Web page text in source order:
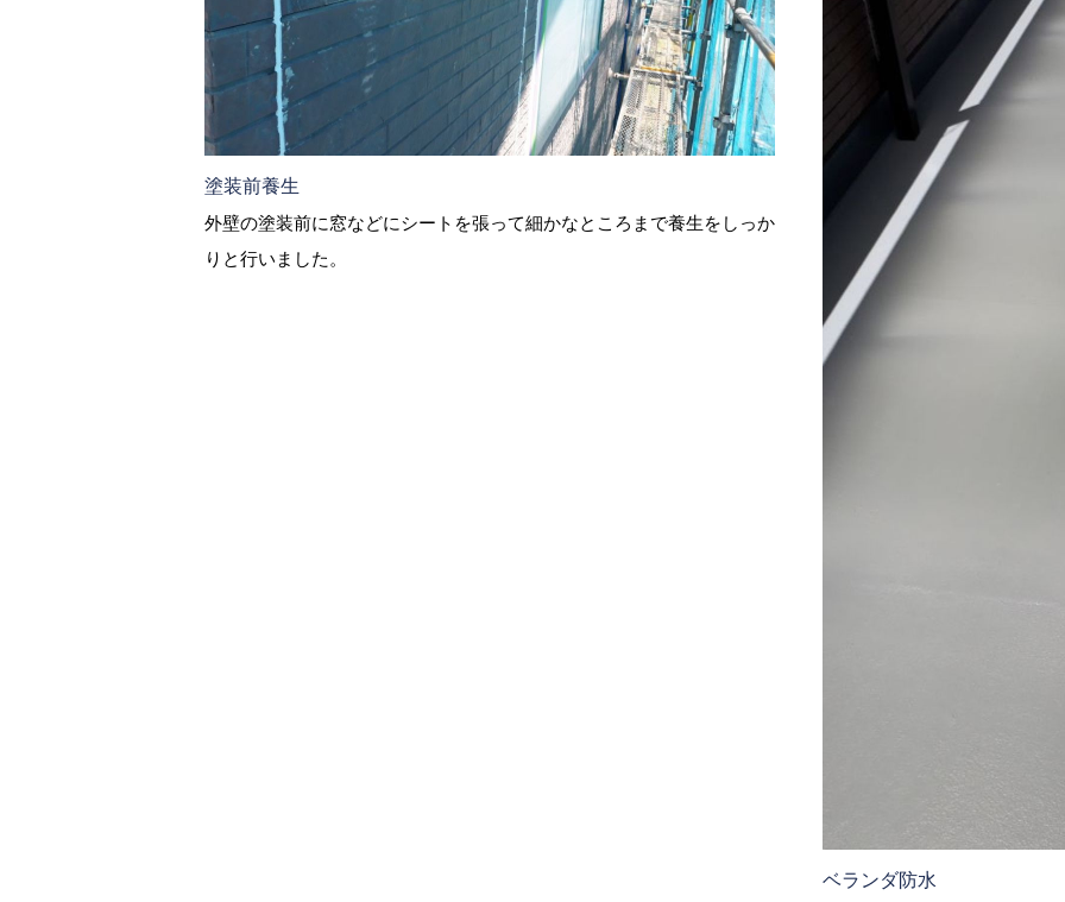
塗装前養生
外壁の塗装前に窓などにシートを張って細かなところまで養生をしっか
りと行いました。
ベランダ防水